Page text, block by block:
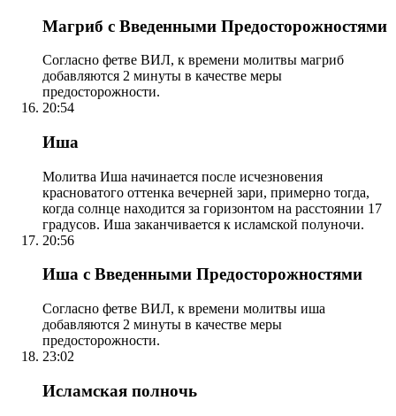
Магриб с Введенными Предосторожностями
Согласно фетве ВИЛ, к времени молитвы магриб
добавляются 2 минуты в качестве меры
предосторожности.
20:54
Иша
Молитва Иша начинается после исчезновения
красноватого оттенка вечерней зари, примерно тогда,
когда солнце находится за горизонтом на расстоянии 17
градусов. Иша заканчивается к исламской полуночи.
20:56
Иша с Введенными Предосторожностями
Согласно фетве ВИЛ, к времени молитвы иша
добавляются 2 минуты в качестве меры
предосторожности.
23:02
Исламская полночь